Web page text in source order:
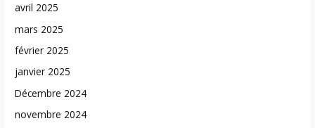
avril 2025
mars 2025
février 2025
janvier 2025
Décembre 2024
novembre 2024